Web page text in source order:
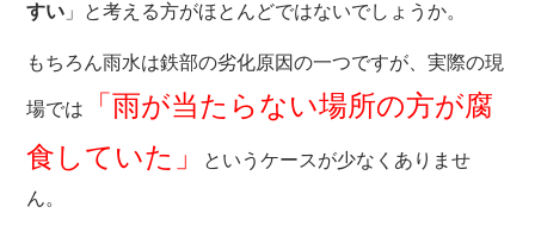
すい 」と考える方がほとんどではないでしょうか。
もちろん雨水は鉄部の劣化原因の一つですが、実際の現
場では
「雨が当たらない場所の方が腐
食していた」
というケースが少なくありませ
ん。